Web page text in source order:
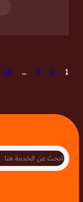
1
2
3
…
14
Search